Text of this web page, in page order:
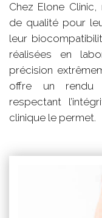
Chez Elone
de qualité pour
leur
réalisées en
précision
offre un rendu
respectant
clinique le permet.